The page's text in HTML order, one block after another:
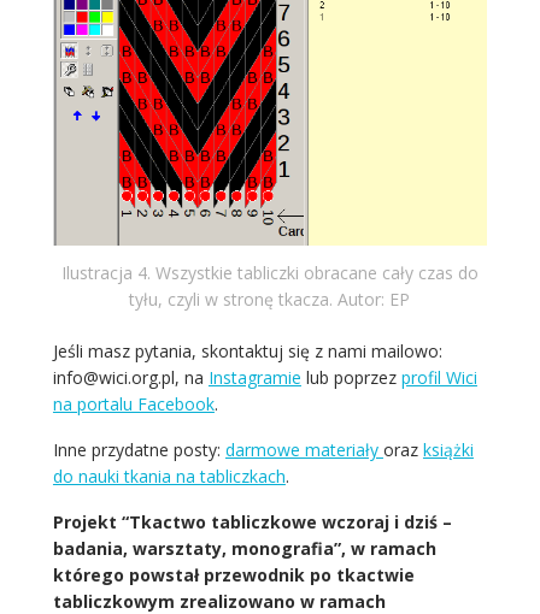
Ilustracja 4. Wszystkie tabliczki obracane cały czas do
tyłu, czyli w stronę tkacza. Autor: EP
Jeśli masz pytania, skontaktuj się z nami mailowo:
info@wici.org.pl, na Instagramie lub poprzez profil Wici
na portalu Facebook.
Inne przydatne posty: darmowe materiały oraz książki
do nauki tkania na tabliczkach.
Projekt “Tkactwo tabliczkowe wczoraj i dziś –
badania, warsztaty, monografia”, w ramach
którego powstał przewodnik po tkactwie
tabliczkowym zrealizowano w ramach